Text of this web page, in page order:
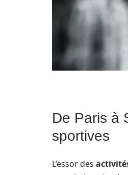
De Paris à
sportives
L’essor des